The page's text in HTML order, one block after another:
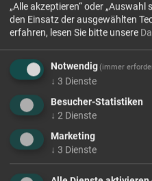
anfragen
„Alle akzeptieren“ oder „Auswahl
den Einsatz der ausgewählten
erfahren, lesen Sie bitte unsere
Notwendig (immer
↓ 3 Dienste
Besucher-Statistiken
↓ 2 Dienste
Marketing
↓ 3 Dienste